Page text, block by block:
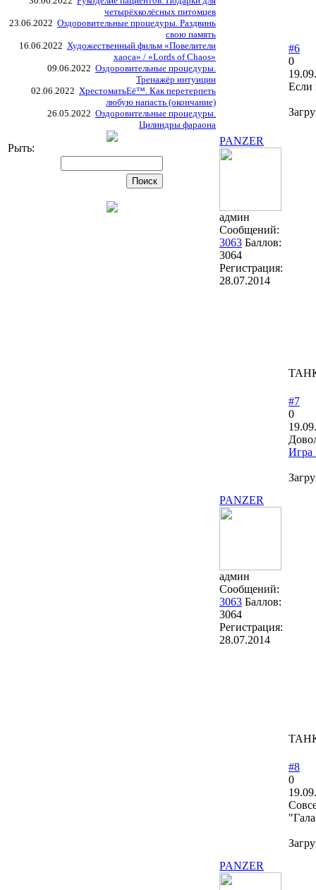
четырёхколёсных питомцев
23.06.2022 Оздоровительные процедуры. Раздвинь
свою память
16.06.2022 Художественный фильм «Повелители
хаоса» / «Lords of Chaos»
09.06.2022 Оздоровительные процедуры.
Тренажёр интуиции
02.06.2022 ХрестоматьЕё™. Как перетерпеть
любую напасть (окончание)
26.05.2022 Оздоровительные процедуры.
Цилиндры фараона
Рыть:
PANZER
админ
Сообщений:
3063 Баллов:
3064
Регистрация:
28.07.2014
#6
0
Если
PANZER
админ
Сообщений:
3063 Баллов:
3064
Регистрация:
28.07.2014
#7
0
Игра
PANZER
#8
0